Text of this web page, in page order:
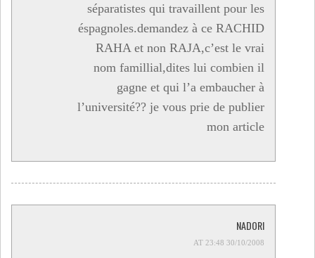
séparatistes qui travaillent pour les
éspagnoles.demandez à ce RACHID
RAHA et non RAJA,c’est le vrai
nom famillial,dites lui combien il
gagne et qui l’a embaucher à
l’université?? je vous prie de publier
mon article
NADORI
30/10/2008 AT 23:48